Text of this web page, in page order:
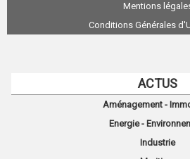
Mentions
Conditions Générales
ACTUS
Aménagement -
Energie -
Industrie